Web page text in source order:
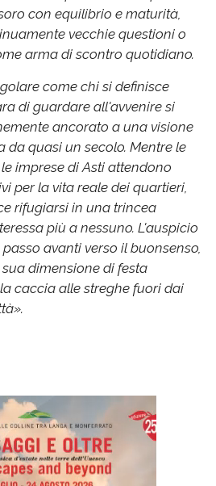
con equilibrio e maturità,
vecchie questioni o
arma di scontro quotidiano.
come chi si definisce
di guardare all'avvenire si
ancorato a una visione
quasi un secolo. Mentre le
imprese di Asti attendono
per la vita reale dei quartieri,
rifugiarsi in una trincea
più a nessuno. L'auspicio
avanti verso il buonsenso,
dimensione di festa
caccia alle streghe fuori dai